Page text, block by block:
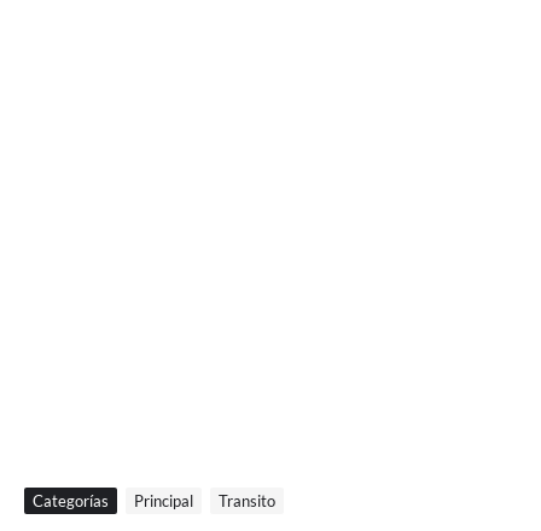
Categorías Principal Transito